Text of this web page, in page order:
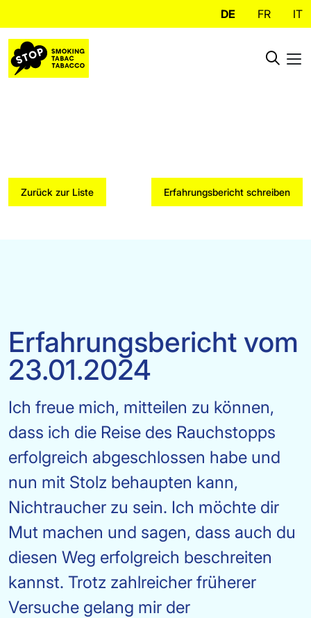
DE FR IT
Zurück zur Liste Erfahrungsbericht schreiben
Erfahrungsbericht vom
23.01.2024
Ich freue mich, mitteilen zu können,
dass ich die Reise des Rauchstopps
erfolgreich abgeschlossen habe und
nun mit Stolz behaupten kann,
Nichtraucher zu sein. Ich möchte dir
Mut machen und sagen, dass auch du
diesen Weg erfolgreich beschreiten
kannst. Trotz zahlreicher früherer
Versuche gelang mir der